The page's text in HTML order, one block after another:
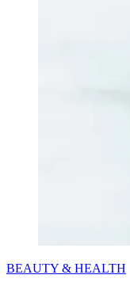
Categories
BEAUTY & HEALTH